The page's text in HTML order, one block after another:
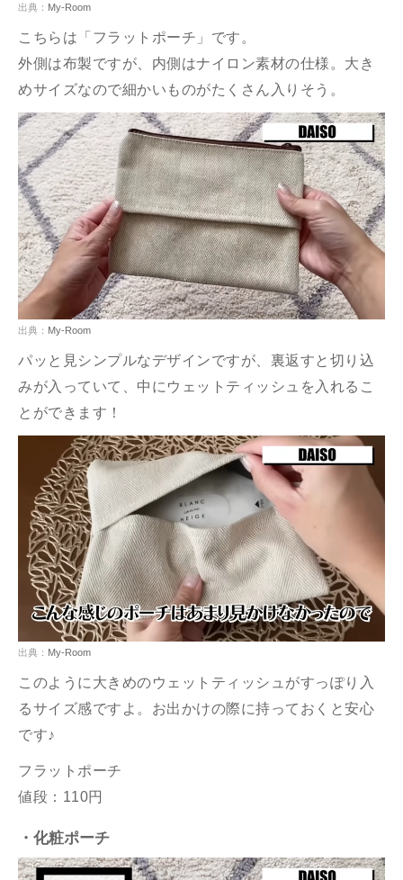
出典： My-Room
こちらは「フラットポーチ」です。
外側は布製ですが、内側はナイロン素材の仕様。大き
めサイズなので細かいものがたくさん入りそう。
出典： My-Room
パッと見シンプルなデザインですが、裏返すと切り込
みが入っていて、中にウェットティッシュを入れるこ
とができます！
出典： My-Room
このように大きめのウェットティッシュがすっぽり入
るサイズ感ですよ。お出かけの際に持っておくと安心
です♪
フラットポーチ
値段：110円
・化粧ポーチ